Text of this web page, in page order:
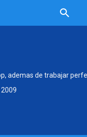
ademas de trabajar
2009